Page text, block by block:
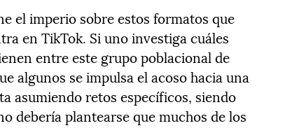
el imperio sobre estos formatos que
en TikTok. Si uno investiga cuáles
entre este grupo poblacional de
algunos se impulsa el acoso hacia una
asumiendo retos específicos, siendo
debería plantearse que muchos de los